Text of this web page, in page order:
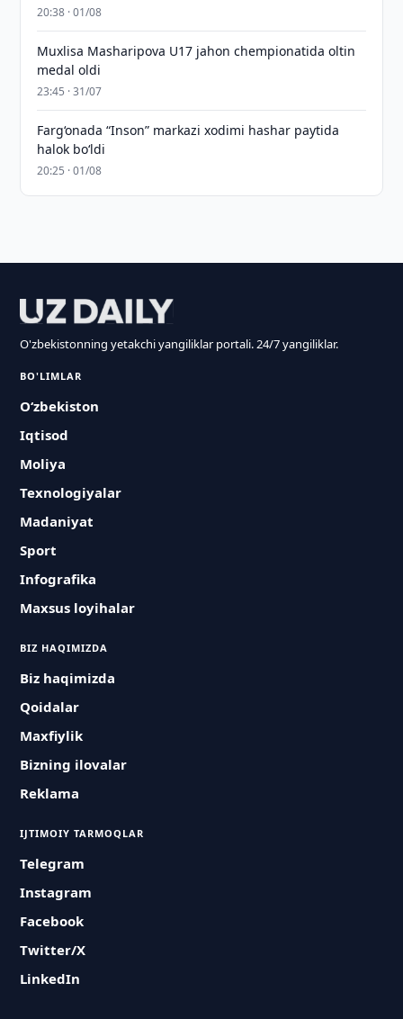
20:38 · 01/08
Muxlisa Masharipova U17 jahon chempionatida oltin
medal oldi
23:45 · 31/07
Farg‘onada “Inson” markazi xodimi hashar paytida
halok bo‘ldi
20:25 · 01/08
O'zbekistonning yetakchi yangiliklar portali. 24/7 yangiliklar.
BO'LIMLAR
O‘zbekiston
Iqtisod
Moliya
Texnologiyalar
Madaniyat
Sport
Infografika
Maxsus loyihalar
BIZ HAQIMIZDA
Biz haqimizda
Qoidalar
Maxfiylik
Bizning ilovalar
Reklama
IJTIMOIY TARMOQLAR
Telegram
Instagram
Facebook
Twitter/X
LinkedIn